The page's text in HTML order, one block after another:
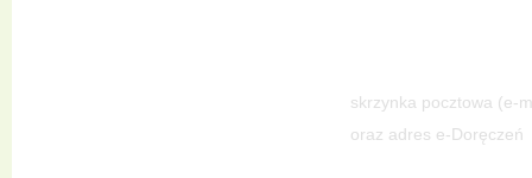
skrzynka pocztowa (e-
oraz adres e-Doręczeń